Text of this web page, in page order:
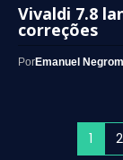
Vivaldi 7.8
correções
PorEmanuel
1 2